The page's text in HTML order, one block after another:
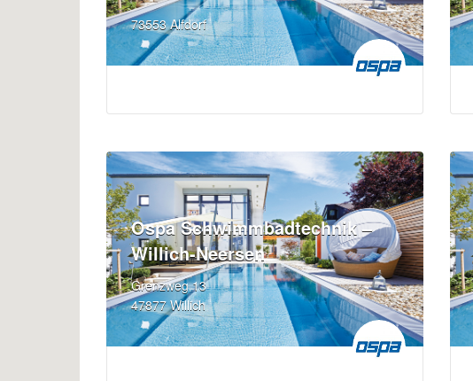
73553 Alfdorf
Ospa Schwimmbadtechnik –
Willich-Neersen
Grenzweg 13
47877 Willich